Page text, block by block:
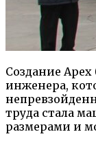
Создание
инженера,
труда стала
размерами и